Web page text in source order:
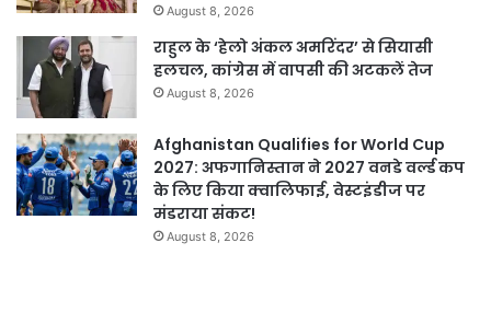
August 8, 2026
राहुल के ‘हेलो अंकल अमरिंदर’ से सियासी
हलचल, कांग्रेस में वापसी की अटकलें तेज
August 8, 2026
Afghanistan Qualifies for World Cup
2027: अफगानिस्तान ने 2027 वनडे वर्ल्ड कप
के लिए किया क्वालिफाई, वेस्टइंडीज पर
मंडराया संकट!
August 8, 2026